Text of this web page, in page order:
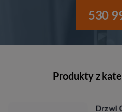
530
Produkty z